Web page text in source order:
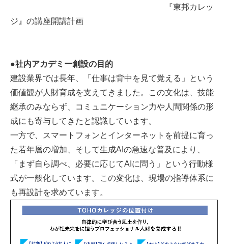
『東邦カレッ
ジ』の講座開講計画
●社内アカデミー創設の目的
建設業界では長年、「仕事は背中を見て覚える」という
価値観が人財育成を支えてきました。この文化は、技能
継承のみならず、コミュニケーション力や人間関係の形
成にも寄与してきたと認識しています。
一方で、スマートフォンとインターネットを前提に育っ
た若年層の増加、そして生成AIの急速な普及により、
「まず自ら調べ、必要に応じてAIに問う」という行動様
式が一般化しています。この変化は、現場の指導体系に
も再設計を求めています。